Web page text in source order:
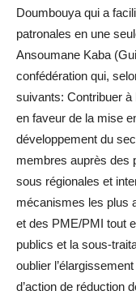
Doumbouya qui a
patronales en une
Ansoumane Kaba
confédération qui,
suivants: Contribuer à
en faveur de la mise
développement du
membres auprès des
sous régionales et
mécanismes les plus
et des PME/PMI tout
publics et la sous-
oublier
d’action de réduction